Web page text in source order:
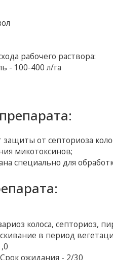
рабочего раствора:
- 100-400 л/га
от септориоза
микотоксинов;
специально для
колоса, септориоз,
в период
ожидания - 2/30